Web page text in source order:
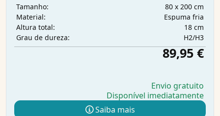
Tamanho:
80 x 200 cm
Material:
Espuma fria
Altura total:
18 cm
Grau de dureza:
H2/H3
89,95 €
Envio gratuito
Disponível imediatamente
Saiba mais